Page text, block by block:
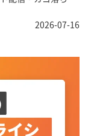
LINE活用戦略を
2026-07-16